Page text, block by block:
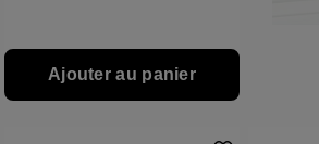
Ajouter au panier